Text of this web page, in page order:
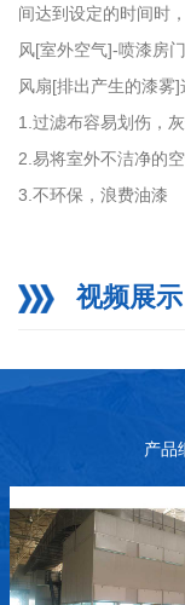
间达到设定的时间时
风[室外空气]-喷漆房
风扇[排出产生的漆雾
1.过滤布容易划伤，
2.易将室外不洁净的
3.不环保，浪费油漆
视频展示
产品